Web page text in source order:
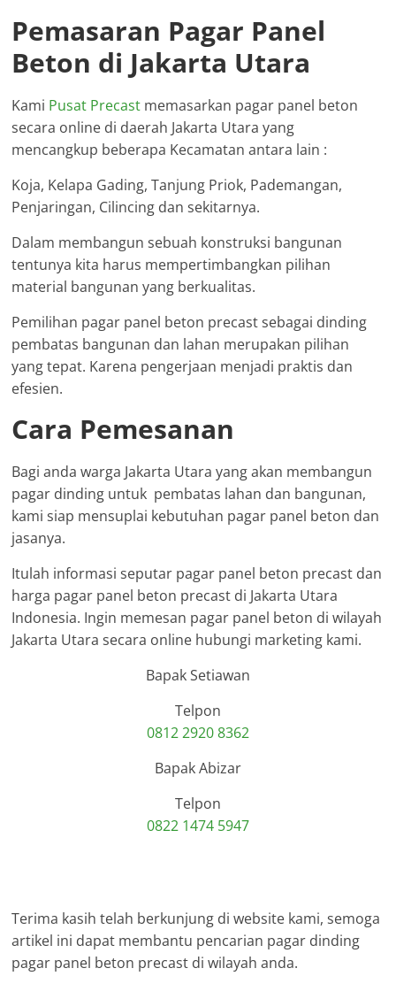
Pemasaran Pagar Panel
Beton di Jakarta Utara
Kami Pusat Precast memasarkan pagar panel beton
secara online di daerah Jakarta Utara yang
mencangkup beberapa Kecamatan antara lain :
Koja, Kelapa Gading, Tanjung Priok, Pademangan,
Penjaringan, Cilincing dan sekitarnya.
Dalam membangun sebuah konstruksi bangunan
tentunya kita harus mempertimbangkan pilihan
material bangunan yang berkualitas.
Pemilihan pagar panel beton precast sebagai dinding
pembatas bangunan dan lahan merupakan pilihan
yang tepat. Karena pengerjaan menjadi praktis dan
efesien.
Cara Pemesanan
Bagi anda warga Jakarta Utara yang akan membangun
pagar dinding untuk pembatas lahan dan bangunan,
kami siap mensuplai kebutuhan pagar panel beton dan
jasanya.
Itulah informasi seputar pagar panel beton precast dan
harga pagar panel beton precast di Jakarta Utara
Indonesia. Ingin memesan pagar panel beton di wilayah
Jakarta Utara secara online hubungi marketing kami.
Bapak Setiawan
Telpon
0812 2920 8362
Bapak Abizar
Telpon
0822 1474 5947
Terima kasih telah berkunjung di website kami, semoga
artikel ini dapat membantu pencarian pagar dinding
pagar panel beton precast di wilayah anda.